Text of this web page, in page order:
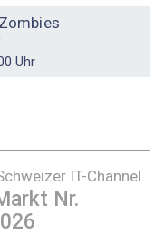
Uhr
IT-Channel
Nr.